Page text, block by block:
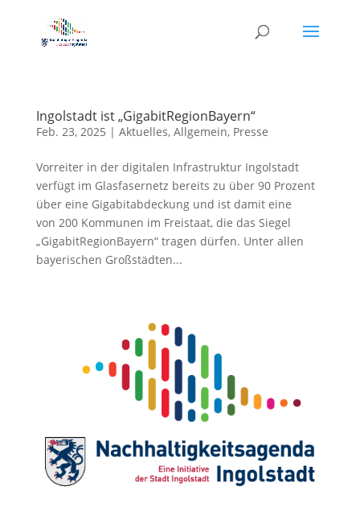
Ingolstadt ist „GigabitRegionBayern“
Feb. 23, 2025 | Aktuelles, Allgemein, Presse
Vorreiter in der digitalen Infrastruktur Ingolstadt
verfügt im Glasfasernetz bereits zu über 90 Prozent
über eine Gigabitabdeckung und ist damit eine
von 200 Kommunen im Freistaat, die das Siegel
„GigabitRegionBayern“ tragen dürfen. Unter allen
bayerischen Großstädten...